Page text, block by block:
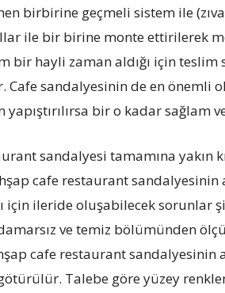
birbirine geçmeli sistem ile
ile bir birine monte ettirilerek
bir hayli zaman aldığı için
Cafe sandalyesinin de en önemli
bir o kadar sağlam
sandalyesi tamamına yakın
cafe restaurant sandalyesinin
için ileride oluşabilecek
ve temiz bölümünden
cafe restaurant sandalyesinin
Talebe göre yüzey